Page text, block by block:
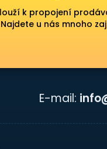
k propojení
u nás mnoho
E-mail: